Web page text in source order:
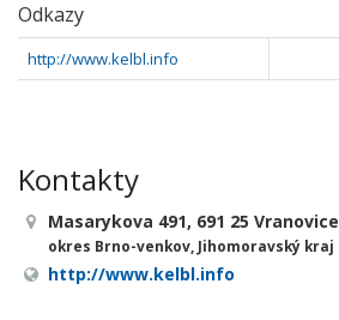
Odkazy
http://www.kelbl.info
Kontakty
Masarykova 491, 691 25 Vranovice
okres Brno-venkov, Jihomoravský kraj
http://www.kelbl.info